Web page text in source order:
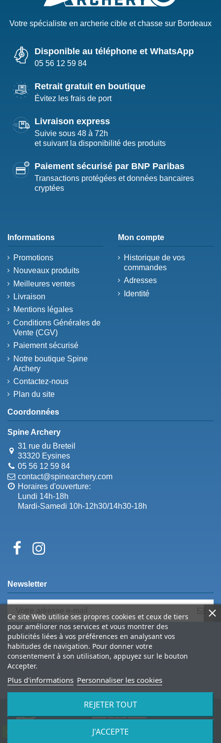
Votre spécialiste en archerie cible et chasse sur Bordeaux
Disponible au téléphone et WhatsApp
05 56 12 59 84
Retrait gratuit en boutique
Évitez les frais de port
Livraison express
Suivie sous 48 à 72h
et suivant la disponibilité des produits
Paiement sécurisé par BNP Paribas
Transactions protégées et données bancaires
cryptées
Informations
Promotions
Nouveaux produits
Meilleures ventes
Livraison
Mentions légales
Conditions Générales de
Vente (CGV)
Paiement sécurisé
Notre boutique Spine
Archery
Contactez-nous
Plan du site
Mon compte
Historique de vos
commandes
Adresses
Identité
Coordonnées
Spine Archery
31 rue du Breteil
33320 Eysines
05 56 12 59 84
contact@spinearchery.com
Horaires d'ouverture:
Lundi 14h-18h
Mardi-Samedi 10h-12h30/14h30-18h
Ce site Web utilise ses propres cookies et ceux de tiers
pour améliorer nos services et vous montrer des
publicités liées à vos préférences en analysant vos
habitudes de navigation. Pour donner votre
consentement à son utilisation, appuyez sur le bouton
Accepter.
Plus d'informations Personnaliser les cookies
REJETER TOUT
J'ACCEPTE
Contactez-nous
Newsletter
Vous pouvez vous désinscrire à tout
moment. Vous trouverez pour cela nos
informations de contact dans les
conditions d'utilisation du site.
© 2026 Spine Archery – tous droits réservés